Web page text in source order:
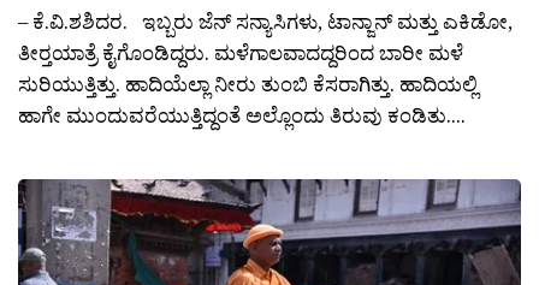
– ಕೆ.ವಿ.ಶಶಿದರ. ಇಬ್ಬರು ಜೆನ್ ಸನ್ಯಾಸಿಗಳು, ಟಾನ್ಜಾನ್ ಮತ್ತು ಎಕಿಡೋ,
ತೀರ‍್ತಯಾತ್ರೆ ಕೈಗೊಂಡಿದ್ದರು. ಮಳೆಗಾಲವಾದದ್ದರಿಂದ ಬಾರೀ ಮಳೆ
ಸುರಿಯುತ್ತಿತ್ತು. ಹಾದಿಯೆಲ್ಲಾ ನೀರು ತುಂಬಿ ಕೆಸರಾಗಿತ್ತು. ಹಾದಿಯಲ್ಲಿ
ಹಾಗೇ ಮುಂದುವರೆಯುತ್ತಿದ್ದಂತೆ ಅಲ್ಲೊಂದು ತಿರುವು ಕಂಡಿತು....